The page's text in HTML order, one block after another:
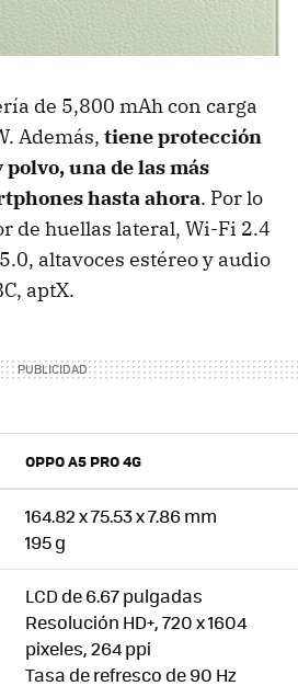
de 5,800 mAh con carga
Además, tiene protección
una de las más
hasta ahora. Por lo
de huellas lateral, Wi-Fi 2.4
altavoces estéreo y audio
aptX.
OPPO A5 PRO 4G
164.82 x 75.53 x 7.86 mm
195 g
LCD de 6.67 pulgadas
Resolución HD+, 720 x 1604
pixeles, 264 ppi
Tasa de refresco de 90 Hz